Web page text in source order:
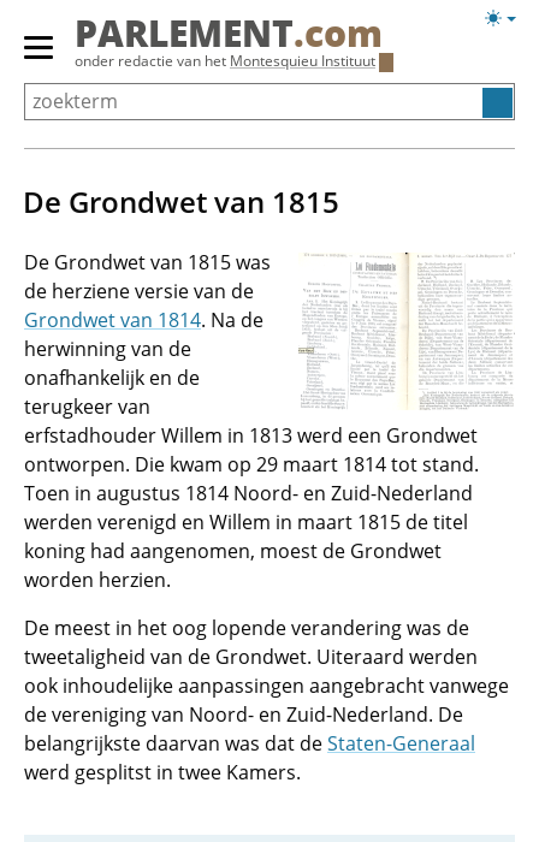
Overslaan
Primair
menu
tonen/verbergen
PARLEMENT.com
onder redactie van het Montesquieu Instituut
De Grondwet van 1815
De Grondwet van 1815 was
de herziene versie van de
Grondwet van 1814. Na de
herwinning van de
onafhankelijk en de
terugkeer van
erfstadhouder Willem in 1813 werd een Grondwet
ontworpen. Die kwam op 29 maart 1814 tot stand.
Toen in augustus 1814 Noord- en Zuid-Nederland
werden verenigd en Willem in maart 1815 de titel
koning had aangenomen, moest de Grondwet
worden herzien.
De meest in het oog lopende verandering was de
tweetaligheid van de Grondwet. Uiteraard werden
ook inhoudelijke aanpassingen aangebracht vanwege
de vereniging van Noord- en Zuid-Nederland. De
belangrijkste daarvan was dat deStaten-Generaal
werd gesplitst in twee Kamers.